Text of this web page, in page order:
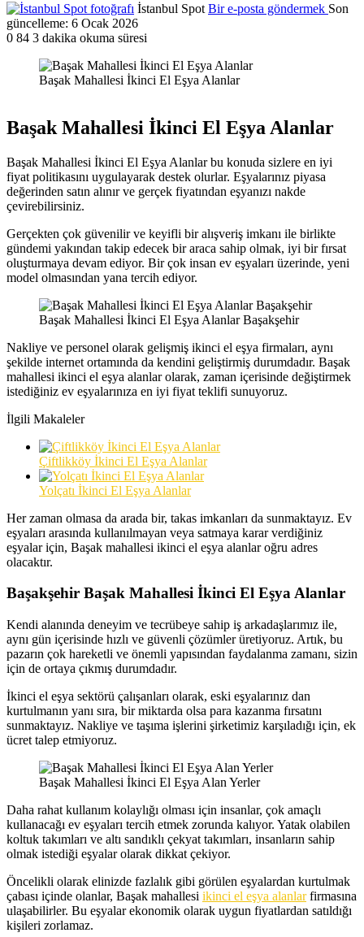
İstanbul Spot Bir e-posta göndermek Son
güncelleme: 6 Ocak 2026
0 84 3 dakika okuma süresi
Başak Mahallesi İkinci El Eşya Alanlar
Başak Mahallesi İkinci El Eşya Alanlar
Başak Mahallesi İkinci El Eşya Alanlar bu konuda sizlere en iyi
fiyat politikasını uygulayarak destek olurlar. Eşyalarınız piyasa
değerinden satın alınır ve gerçek fiyatından eşyanızı nakde
çevirebilirsiniz.
Gerçekten çok güvenilir ve keyifli bir alışveriş imkanı ile birlikte
gündemi yakından takip edecek bir araca sahip olmak, iyi bir fırsat
oluşturmaya devam ediyor. Bir çok insan ev eşyaları üzerinde, yeni
model olmasından yana tercih ediyor.
Başak Mahallesi İkinci El Eşya Alanlar Başakşehir
Nakliye ve personel olarak gelişmiş ikinci el eşya firmaları, aynı
şekilde internet ortamında da kendini geliştirmiş durumdadır. Başak
mahallesi ikinci el eşya alanlar olarak, zaman içerisinde değiştirmek
istediğiniz ev eşyalarınıza en iyi fiyat teklifi sunuyoruz.
İlgili Makaleler
Çiftlikköy İkinci El Eşya Alanlar
Yolçatı İkinci El Eşya Alanlar
Her zaman olmasa da arada bir, takas imkanları da sunmaktayız. Ev
eşyaları arasında kullanılmayan veya satmaya karar verdiğiniz
eşyalar için, Başak mahallesi ikinci el eşya alanlar oğru adres
olacaktır.
Başakşehir Başak Mahallesi İkinci El Eşya Alanlar
Kendi alanında deneyim ve tecrübeye sahip iş arkadaşlarımız ile,
aynı gün içerisinde hızlı ve güvenli çözümler üretiyoruz. Artık, bu
pazarın çok hareketli ve önemli yapısından faydalanma zamanı, sizin
için de ortaya çıkmış durumdadır.
İkinci el eşya sektörü çalışanları olarak, eski eşyalarınız dan
kurtulmanın yanı sıra, bir miktarda olsa para kazanma fırsatını
sunmaktayız. Nakliye ve taşıma işlerini şirketimiz karşıladığı için, ek
ücret talep etmiyoruz.
Başak Mahallesi İkinci El Eşya Alan Yerler
Daha rahat kullanım kolaylığı olması için insanlar, çok amaçlı
kullanacağı ev eşyaları tercih etmek zorunda kalıyor. Yatak olabilen
koltuk takımları ve altı sandıklı çekyat takımları, insanların sahip
olmak istediği eşyalar olarak dikkat çekiyor.
Öncelikli olarak elinizde fazlalık gibi görülen eşyalardan kurtulmak
çabası içinde olanlar, Başak mahallesi ikinci el eşya alanlarfirmasına
ulaşabilirler. Bu eşyalar ekonomik olarak uygun fiyatlardan satıldığı
kişileri zorlamaz.